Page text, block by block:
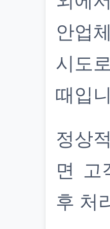
안업
시도
때입
정상
면 고
후 처